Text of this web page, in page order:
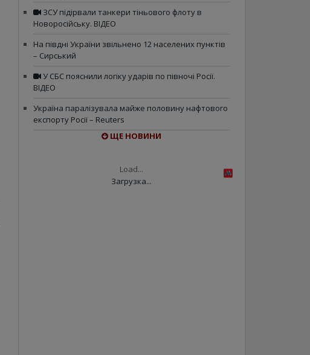
ЗСУ підірвали танкери тіньового флоту в
Новоросійську. ВІДЕО
На півдні України звільнено 12 населених пунктів
– Сирський
У СБС пояснили логіку ударів по півночі Росії.
ВІДЕО
Україна паралізувала майже половину нафтового
експорту Росії – Reuters
ЩЕ НОВИНИ
Load...
Загрузка...